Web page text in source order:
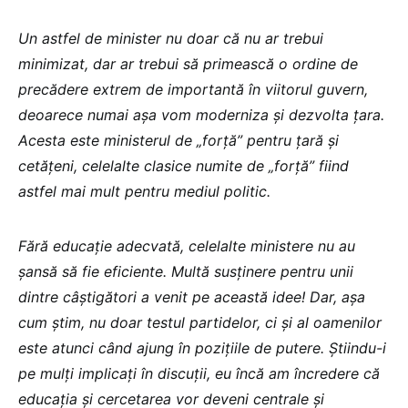
Un astfel de minister nu doar că nu ar trebui
minimizat, dar ar trebui să primească o ordine de
precădere extrem de importantă în viitorul guvern,
deoarece numai așa vom moderniza și dezvolta țara.
Acesta este ministerul de „forță” pentru țară și
cetățeni, celelalte clasice numite de „forță” fiind
astfel mai mult pentru mediul politic.
Fără educație adecvată, celelalte ministere nu au
șansă să fie eficiente. Multă susținere pentru unii
dintre câștigători a venit pe această idee! Dar, așa
cum știm, nu doar testul partidelor, ci și al oamenilor
este atunci când ajung în pozițiile de putere. Știindu-i
pe mulți implicați în discuții, eu încă am încredere că
educația și cercetarea vor deveni centrale și